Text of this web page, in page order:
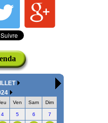
Ven Sam Dim
4 5 6 7